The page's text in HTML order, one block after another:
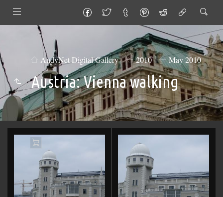
AndyNet Digital Gallery 2010 May 2010
Austria: Vienna walking
Cart